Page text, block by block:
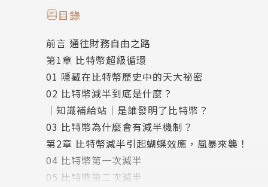
身為加密貨幣忠實投資者的申旼澈，從7,000多
提高，透過比特幣賺到更多錢！
● 基礎知識
比特幣減半是什麼？現貨ETF又是什麼？為什麼
● 走勢分析
前幾次減半的規律驚人地相似？如何判斷週期的
● 交易策略
減半後還能持續買進嗎？如何把握最佳賣出時機
● 圖表解讀
目錄
前言 通往財務自由之路
第1章 比特幣超級循環
01 隱藏在比特幣歷史中的天大祕密
02 比特幣減半到底是什麼？
｜知識補給站｜是誰發明了比特幣？
03 比特幣為什麼會有減半機制？
第2章 比特幣減半引起蝴蝶效應，風暴來襲！
04 比特幣第一次減半
05 比特幣第二次減半